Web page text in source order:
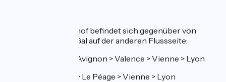
Der nächste Bahnhof befindet sich gegenüber von
Saint-Romain-en-Gal auf der anderen Flussseite:
Linie 5: Marseille > Avignon > Valence > Vienne > Lyon
Linie 75: Annonay > Le Péage > Vienne > Lyon